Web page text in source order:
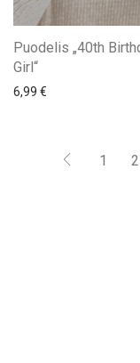
Puodelis „40th
Girl“
6,99 €
1 2